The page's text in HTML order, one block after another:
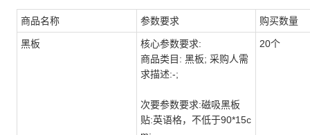
商品名称 参数要求 购买数量
黑板
核心参数要求:
商品类目: 黑板; 采购人需
求描述:-;
次要参数要求:磁吸黑板
贴:英语格，不低于90*15c
20个